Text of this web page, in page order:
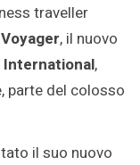
traveller
, il nuovo
,
parte del colosso
il suo nuovo